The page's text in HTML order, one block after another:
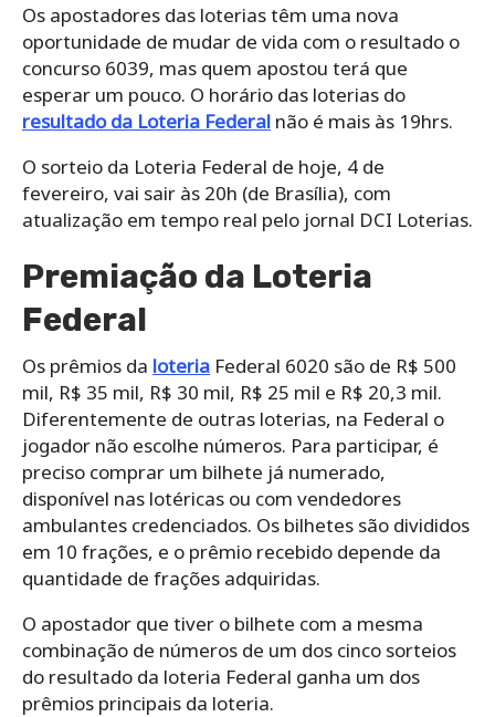
Os apostadores das loterias têm uma nova
oportunidade de mudar de vida com o resultado o
concurso 6039, mas quem apostou terá que
esperar um pouco. O horário das loterias do
resultado da Loteria Federal não é mais às 19hrs.
O sorteio da Loteria Federal de hoje, 4 de
fevereiro, vai sair às 20h (de Brasília), com
atualização em tempo real pelo jornal DCI Loterias.
Premiação da Loteria
Federal
Os prêmios da loteria Federal 6020 são de R$ 500
mil, R$ 35 mil, R$ 30 mil, R$ 25 mil e R$ 20,3 mil.
Diferentemente de outras loterias, na Federal o
jogador não escolhe números. Para participar, é
preciso comprar um bilhete já numerado,
disponível nas lotéricas ou com vendedores
ambulantes credenciados. Os bilhetes são divididos
em 10 frações, e o prêmio recebido depende da
quantidade de frações adquiridas.
O apostador que tiver o bilhete com a mesma
combinação de números de um dos cinco sorteios
do resultado da loteria Federal ganha um dos
prêmios principais da loteria.